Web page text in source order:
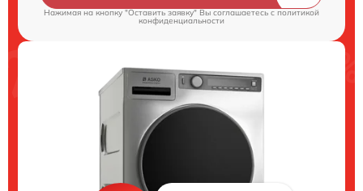
Нажимая на кнопку "Оставить заявку" Вы соглашаетесь cполитикой
конфиденциальности